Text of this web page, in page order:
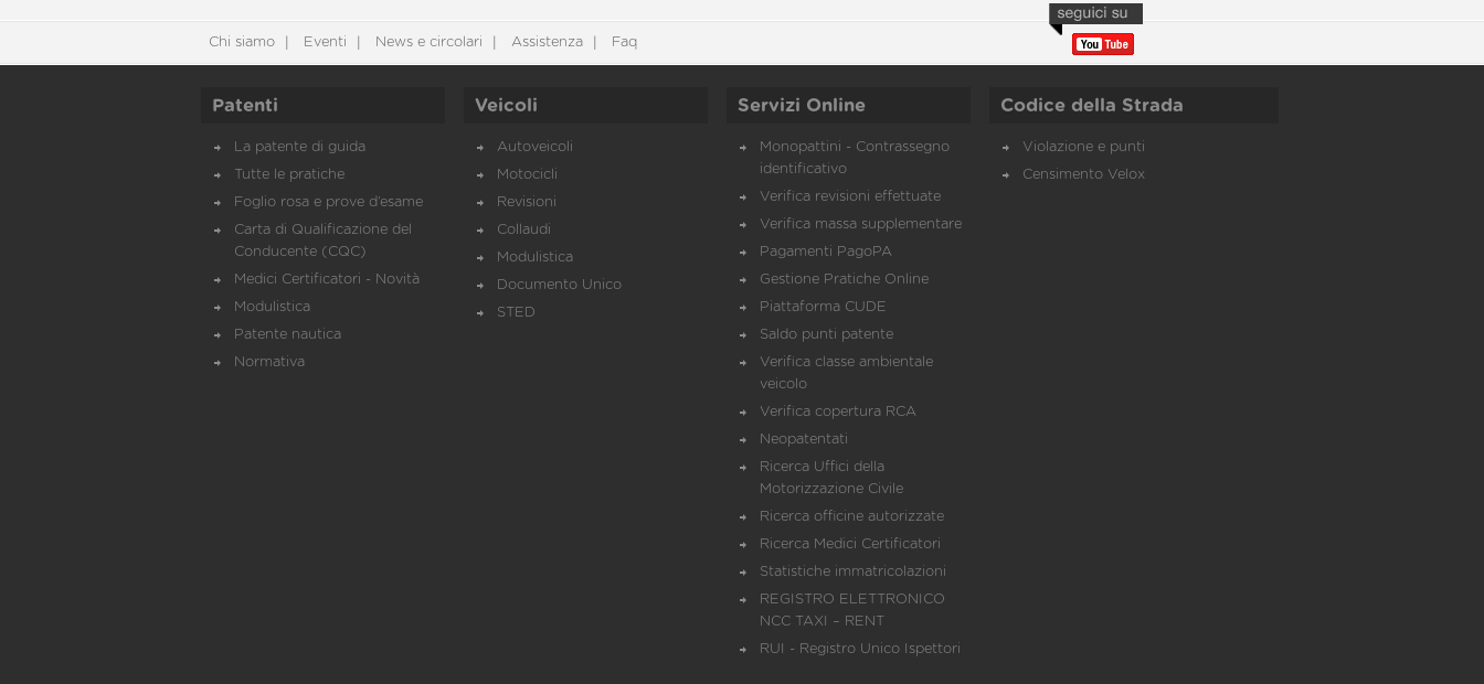
Chi siamo Eventi News e circolari Assistenza Faq
Patenti
La patente di guida
Tutte le pratiche
Foglio rosa e prove d’esame
Carta di Qualificazione del
Conducente (CQC)
Medici Certificatori - Novità
Modulistica
Patente nautica
Normativa
Veicoli
Autoveicoli
Motocicli
Revisioni
Collaudi
Modulistica
Documento Unico
STED
Servizi Online
Monopattini - Contrassegno
identificativo
Verifica revisioni effettuate
Verifica massa supplementare
Pagamenti PagoPA
Gestione Pratiche Online
Piattaforma CUDE
Saldo punti patente
Verifica classe ambientale
veicolo
Verifica copertura RCA
Neopatentati
Ricerca Uffici della
Motorizzazione Civile
Ricerca officine autorizzate
Ricerca Medici Certificatori
Statistiche immatricolazioni
REGISTRO ELETTRONICO
NCC TAXI – RENT
RUI - Registro Unico Ispettori
Codice della Strada
Violazione e punti
Censimento Velox